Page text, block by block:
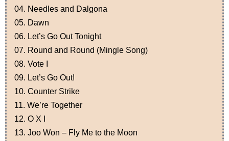
04. Needles and Dalgona
05. Dawn
06. Let’s Go Out Tonight
07. Round and Round (Mingle Song)
08. Vote I
09. Let’s Go Out!
10. Counter Strike
11. We’re Together
12. O X I
13. Joo Won – Fly Me to the Moon